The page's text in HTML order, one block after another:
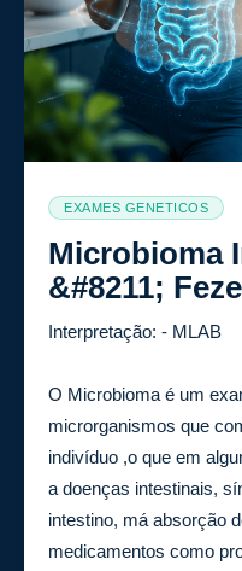
EXAMES GENETICOS
Microbioma
&#8211;
Interpretação: - MLAB
O Microbioma é um
microrganismos que
indivíduo ,o que em
a doenças intestinais,
intestino, má absorção
medicamentos como